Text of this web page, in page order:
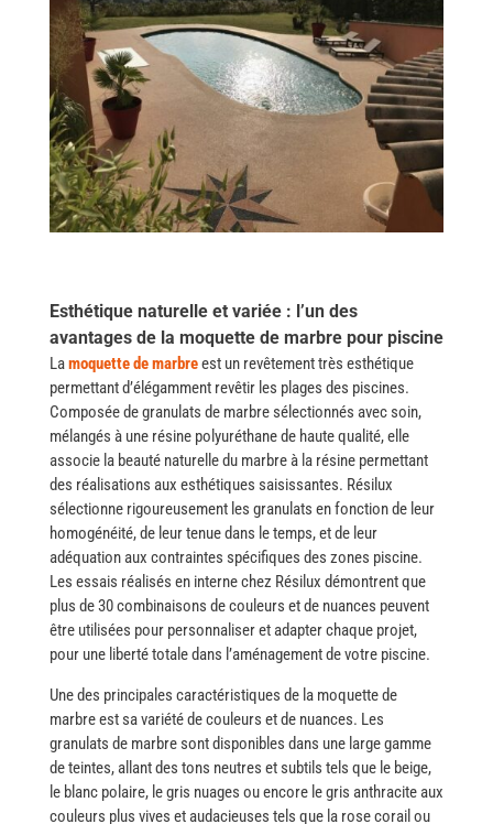
Esthétique naturelle et variée : l’un des
avantages de la moquette de marbre pour piscine
La​‍​‌‍​‍‌moquette de marbreest un revêtement très esthétique
permettant d’élégamment revêtir les plages des piscines.
Composée de granulats de marbre sélectionnés avec soin,
mélangés à une résine polyuréthane de haute qualité, elle
associe la beauté naturelle du marbre à la résine permettant
des réalisations aux esthétiques saisissantes. Résilux
sélectionne rigoureusement les granulats en fonction de leur
homogénéité, de leur tenue dans le temps, et de leur
adéquation aux contraintes spécifiques des zones piscine.
Les essais réalisés en interne chez Résilux démontrent que
plus de 30 combinaisons de couleurs et de nuances peuvent
être utilisées pour personnaliser et adapter chaque projet,
pour une liberté totale dans l’aménagement de votre piscine. ​‍​‌‍​‍‌
Une des principales caractéristiques de la moquette de
marbre est sa variété de couleurs et de nuances. Les
granulats de marbre sont disponibles dans une large gamme
de teintes, allant des tons neutres et subtils tels que le beige,
le blanc polaire, le gris nuages ou encore le gris anthracite aux
couleurs plus vives et audacieuses tels que la rose corail ou